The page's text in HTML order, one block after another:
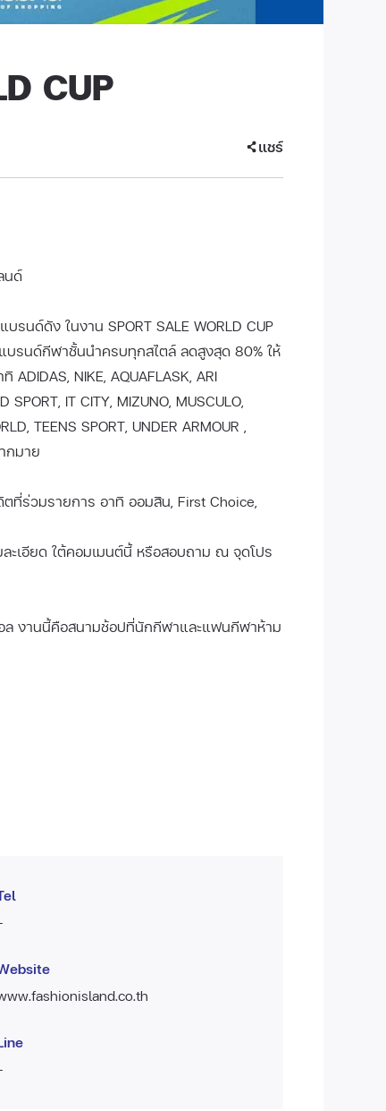
CUP
แชร์
นด์
นด์ดัง ในงาน SPORT SALE WORLD CUP
รนด์กีฬาชั้นนำครบทุกสไตล์ ลดสูงสุด 80% ให้
NIKE, AQUAFLASK, ARI
SPORT, IT CITY, MIZUNO, MUSCULO,
TEENS SPORT, UNDER ARMOUR ,
กมาย
ที่ร่วมรายการ อาทิ ออมสิน, First Choice,
ะเอียด ใต้คอมเมนต์นี้ หรือสอบถาม ณ จุดโปร
ล งานนี้คือสนามช้อปที่นักกีฬาและแฟนกีฬาห้าม